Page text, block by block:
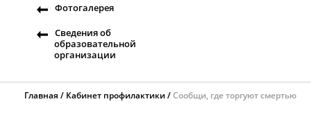
Фотогалерея
Сведения об
образовательной
организации
Главная Кабинет профилактики Сообщи, где торгуют смертью